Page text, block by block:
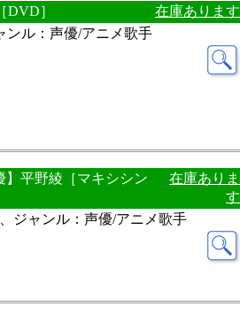
DVD］
在庫あります
ンル：声優/アニメ歌手
】平野綾［マキシシン
在庫ありま
す
ジャンル：声優/アニメ歌手